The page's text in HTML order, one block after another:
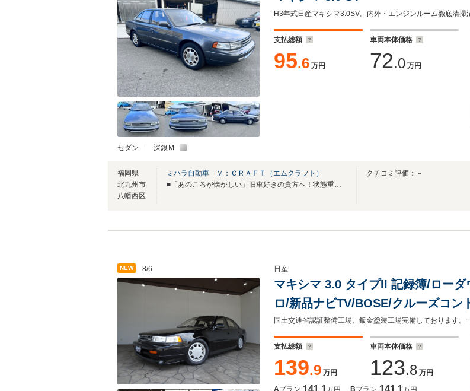
セダン 深銀Ｍ
支払総額
95.6 万円
車両本体価格
72.0 万円
福岡県
北九州市
八幡西区
ミハラ自動車 Ｍ：ＣＲＡＦＴ（エムクラフト）
■「あのころが懐かしい」旧車好きの貴方へ！状態重視の厳選仕入れを行っています！
クチコミ評価：－
NEW 8/6 日産
マキシマ 3.0 タイプII 記録簿/ロー
ロ/新品ナビTV/BOSE/クルーズコン
ト/オートエアコン/パワステ/パワー
ルミ/
支払総額
139.9 万円
車両本体価格
123.8 万円
Aプラン 141.1 Bプラン 141.1